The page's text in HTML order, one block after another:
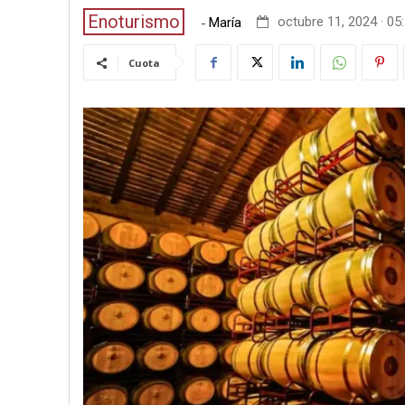
Enoturismo - María octubre 11, 2024 ·
Cuota